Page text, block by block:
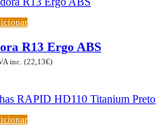
R13 Ergo ABS
inc. (22,13€)